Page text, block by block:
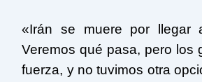
«Irán se muere por llegar
Veremos qué pasa, pero los
fuerza, y no tuvimos otra